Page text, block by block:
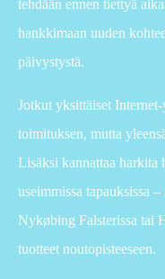
tehdään ennen tiettyä
hankkimaan uuden
päivystystä.
Jotkut yksittäiset
toimituksen, mutta
Lisäksi kannattaa harkita
useimmissa tapauksissa
Nykøbing Falsterissa tai
tuotteet noutopisteeseen.